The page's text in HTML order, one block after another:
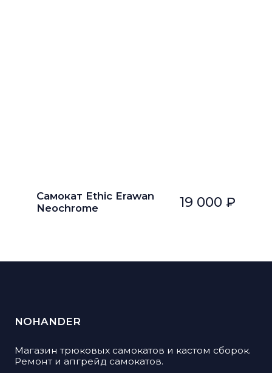
Самокат Ethic Erawan
Neochrome
19 000 ₽
NOHANDER
Магазин трюковых самокатов и кастом сборок.
Ремонт и апгрейд самокатов.